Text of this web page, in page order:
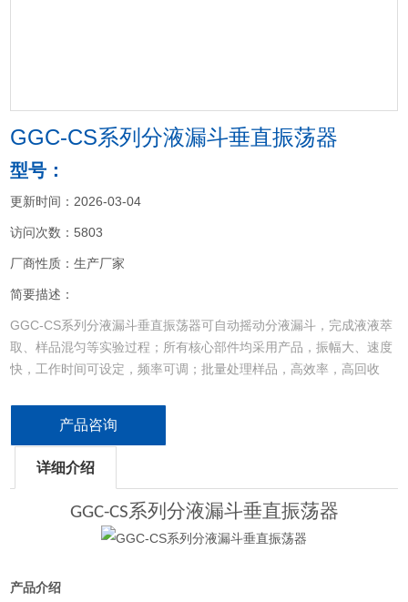
GGC-CS系列分液漏斗垂直振荡器
型号：
更新时间：2026-03-04
访问次数：5803
厂商性质：生产厂家
简要描述：
GGC-CS系列分液漏斗垂直振荡器可自动摇动分液漏斗，完成液液萃
取、样品混匀等实验过程；所有核心部件均采用产品，振幅大、速度
快，工作时间可设定，频率可调；批量处理样品，高效率，高回收
产品咨询
详细介绍
GGC-CS系列分液漏斗垂直振荡器
产品介绍